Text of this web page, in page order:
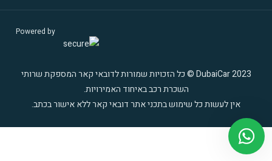
DubaiCar 2023 © כל הזכויות שמורות לדובאי קאר המספקת שרותי
השכרת רכב באיחוד האמירויות.
אין לעשות כל שימוש בתכני אתר דובאי קאר ללא אישור בכתב.
Powered by